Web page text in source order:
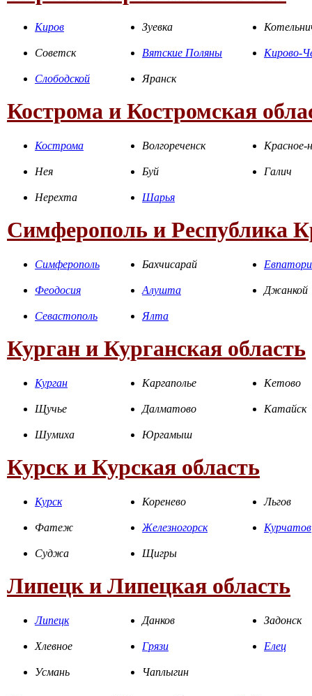
Киров Зуевка
Советск Вятские Поляны Кирово-
Слободской Яранск
Кострома и Костромская
Кострома Волгореченск Красное-
Нея Буй Галич
Нерехта Шарья
Симферополь и Республика
Симферополь Бахчисарай
Феодосия Алушта Джанкой
Севастополь Ялта
Курган и Курганская область
Курган Каргаполье Кетово
Щучье Далматово Катайск
Шумиха Юргамыш
Курск и Курская область
Курск Коренево Льгов
Фатеж Железногорск Курчатов
Суджа Щигры
Липецк и Липецкая область
Липецк Данков Задонск
Хлевное Грязи Елец
Усмань Чаплыгин